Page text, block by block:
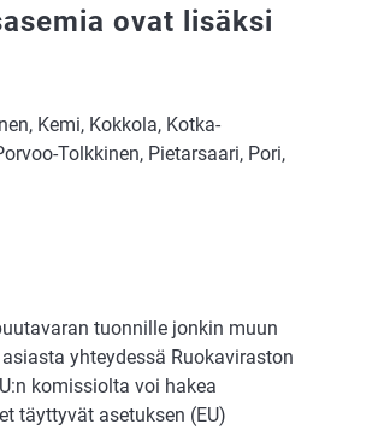
ovat lisäksi
Kemi, Kokkola, Kotka-
Tolkkinen, Pietarsaari, Pori,
tuonnille jonkin muun
yhteydessä Ruokaviraston
komissiolta voi hakea
täyttyvät asetuksen (EU)